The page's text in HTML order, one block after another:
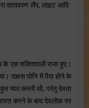
वातावरण लैंप, लाइट आदि
के एक शक्तिशाली राजा हुए।
राक्षस योनि में पैदा होने के
प्यार करती थी, परंतु देवता
करने के बाद देवलोक पर